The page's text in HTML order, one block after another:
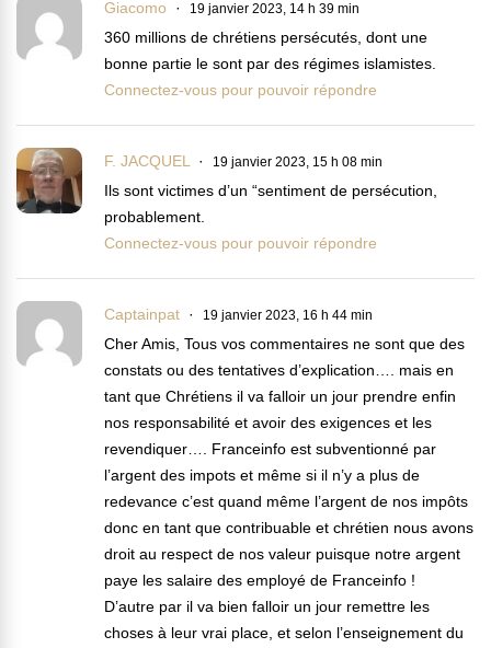
Giacomo 19 janvier 2023, 14 h 39 min
360 millions de chrétiens persécutés, dont une
bonne partie le sont par des régimes islamistes.
Connectez-vous pour pouvoir répondre
F. JACQUEL 19 janvier 2023, 15 h 08 min
Ils sont victimes d’un “sentiment de persécution,
probablement.
Connectez-vous pour pouvoir répondre
Captainpat 19 janvier 2023, 16 h 44 min
Cher Amis, Tous vos commentaires ne sont que des
constats ou des tentatives d’explication…. mais en
tant que Chrétiens il va falloir un jour prendre enfin
nos responsabilité et avoir des exigences et les
revendiquer…. Franceinfo est subventionné par
l’argent des impots et même si il n’y a plus de
redevance c’est quand même l’argent de nos impôts
donc en tant que contribuable et chrétien nous avons
droit au respect de nos valeur puisque notre argent
paye les salaire des employé de Franceinfo !
D’autre par il va bien falloir un jour remettre les
choses à leur vrai place, et selon l’enseignement du